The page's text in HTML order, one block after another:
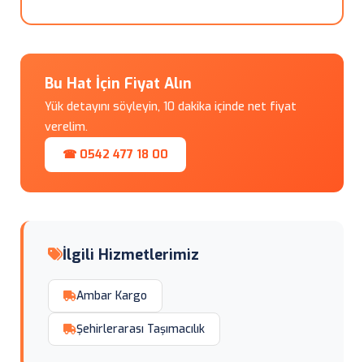
Bu Hat İçin Fiyat Alın
Yük detayını söyleyin, 10 dakika içinde net fiyat
verelim.
☎ 0542 477 18 00
İlgili Hizmetlerimiz
Ambar Kargo
Şehirlerarası Taşımacılık